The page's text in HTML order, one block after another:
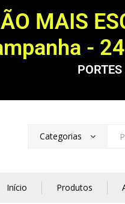
MAIS
-
Categorias
Início Produtos